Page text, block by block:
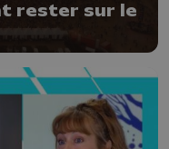
rester sur le